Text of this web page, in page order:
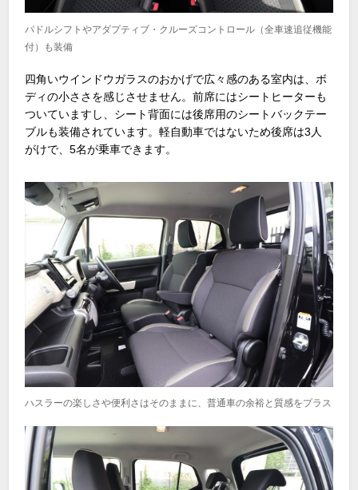
パドルシフトやアダプティブ・クルーズコントロール（全車速追従機能
付）も装備
四角いウインドウガラスのおかげで広々感のある室内は、ボ
ディの小ささを感じさせません。前席にはシートヒーターも
ついていますし、シート背面には後席用のシートバックテー
ブルも装備されています。軽自動車ではないため後席は3人
がけで、5名が乗車できます。
ハスラーの楽しさや便利さはそのままに、普通車の余裕と質感をプラス